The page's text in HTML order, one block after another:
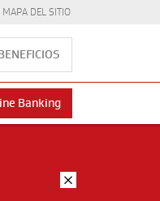
MAPA DEL SITIO
Banking